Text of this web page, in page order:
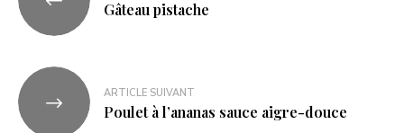
Gâteau pistache
ARTICLE SUIVANT
Poulet à l’ananas sauce aigre-douce